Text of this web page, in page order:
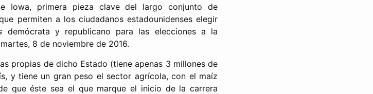
Iowa, primera pieza clave del largo conjunto de
permiten a los ciudadanos estadounidenses elegir
demócrata y republicano para las elecciones a la
8 de noviembre de 2016.
propias de dicho Estado (tiene apenas 3 millones de
y tiene un gran peso el sector agrícola, con el maíz
que éste sea el que marque el inicio de la carrera